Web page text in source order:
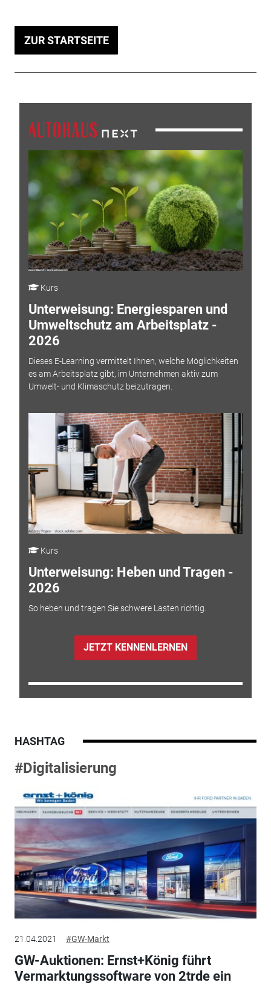
ZUR STARTSEITE
Kurs
Unterweisung: Energiesparen und
Umweltschutz am Arbeitsplatz -
2026
Dieses E-Learning vermittelt Ihnen, welche Möglichkeiten
es am Arbeitsplatz gibt, im Unternehmen aktiv zum
Umwelt- und Klimaschutz beizutragen.
Kurs
Unterweisung: Heben und Tragen -
2026
So heben und tragen Sie schwere Lasten richtig.
JETZT KENNENLERNEN
HASHTAG
#Digitalisierung
21.04.2021 #GW-Markt
GW-Auktionen: Ernst+König führt
Vermarktungssoftware von 2trde ein